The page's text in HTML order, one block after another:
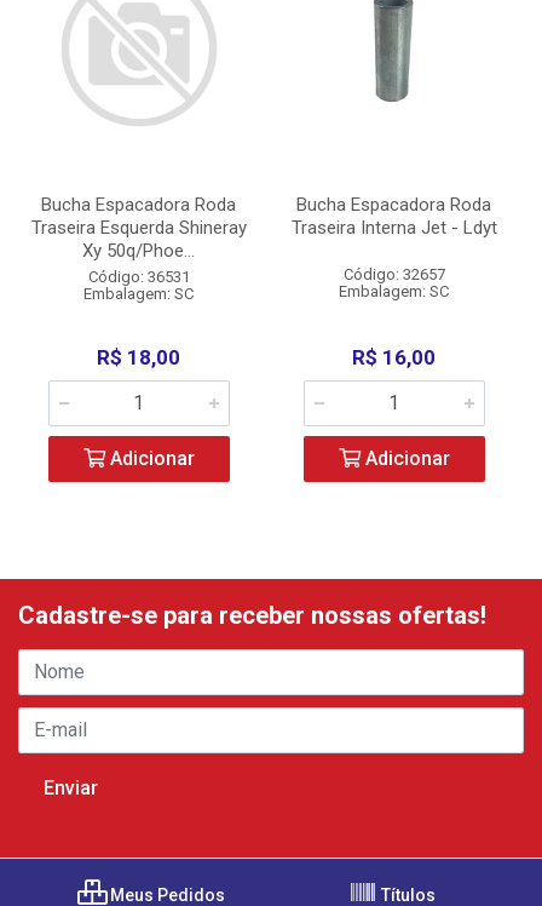
Bucha Espacadora Roda
Traseira Esquerda Shineray
Xy 50q/Phoe...
Código: 36531
Embalagem: SC
R$ 18,00
Adicionar
Bucha Espacadora Roda
Traseira Interna Jet - Ldyt
Código: 32657
Embalagem: SC
R$ 16,00
Adicionar
Cadastre-se para receber nossas ofertas!
Meus Pedidos Títulos